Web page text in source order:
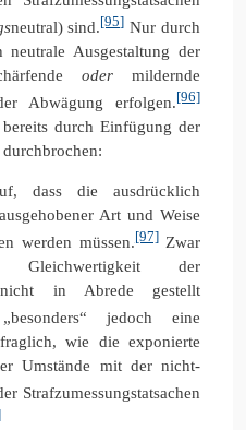
neutral) sind.[95] Nur durch
neutrale Ausgestaltung der
oder mildernde
Abwägung erfolgen.[96]
durch Einfügung der
dass die ausdrücklich
Art und Weise
werden müssen.[97] Zwar
der
nicht in Abrede gestellt
jedoch eine
wie die exponierte
Umstände mit der nicht-
Strafzumessungstatsachen